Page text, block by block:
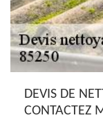
DEVIS DE
CONTACTEZ